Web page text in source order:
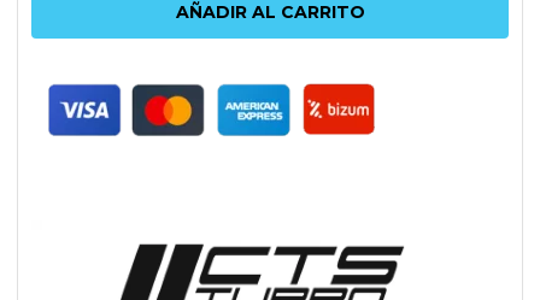
DE
CTS
TURBO
AÑADIR AL CARRITO